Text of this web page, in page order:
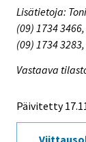
Lisätietoja:
(09) 1734
(09) 1734 3283,
Vastaava
Päivitetty